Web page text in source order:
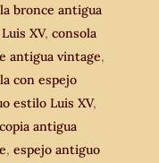
bronce antigua
XV,consola
antigua vintage,
con espejo
estilo Luis XV,
antigua
,espejo antiguo